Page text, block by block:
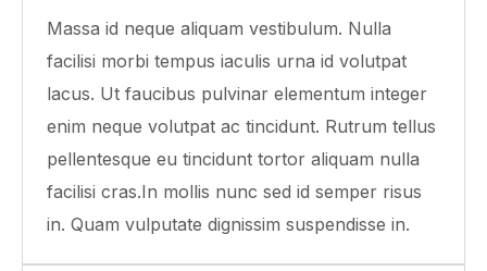
Massa id neque aliquam vestibulum. Nulla
facilisi morbi tempus iaculis urna id volutpat
lacus. Ut faucibus pulvinar elementum integer
enim neque volutpat ac tincidunt. Rutrum tellus
pellentesque eu tincidunt tortor aliquam nulla
facilisi cras.In mollis nunc sed id semper risus
in. Quam vulputate dignissim suspendisse in.